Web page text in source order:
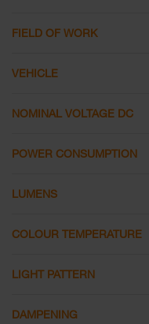
FIELD OF WORK
VEHICLE
NOMINAL VOLTAGE DC
POWER CONSUMPTION
LUMENS
COLOUR TEMPERATURE
LIGHT PATTERN
DAMPENING